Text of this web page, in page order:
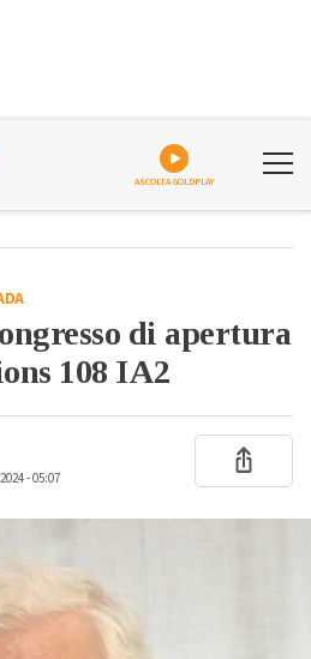
ASCOLTA GOLDPLAY
di apertura
108 IA2
- 05:07